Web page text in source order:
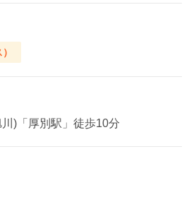
川)「厚別駅」徒歩10分